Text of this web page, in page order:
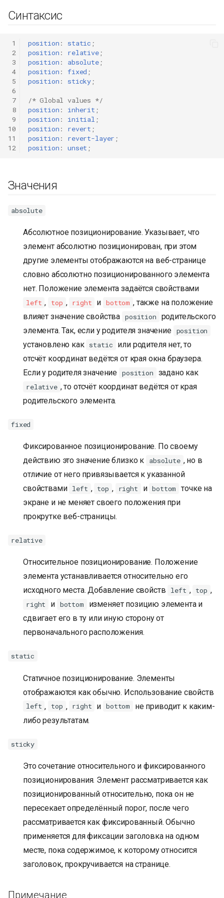
Синтаксис
1
2
3
4
5
6
7
8
9
10
11
12
position : static ;
position : relative;
position : absolute;
position : fixed ;
position : sticky;
/* Global values */
position : inherit ;
position : initial ;
position : revert ;
position : revert-layer ;
position : unset ;
Значения
absolute
Абсолютное позиционирование. Указывает, что
элемент абсолютно позиционирован, при этом
другие элементы отображаются на веб-странице
словно абсолютно позиционированного элемента
нет. Положение элемента задаётся свойствами
left , top , right и bottom , также на положение
влияет значение свойства position
родительского
элемента. Так, если у родителя значение position
установлено как static
или родителя нет, то
отсчёт координат ведётся от края окна браузера.
Если у родителя значение position задано как
relative , то отсчёт координат ведётся от края
родительского элемента.
fixed
Фиксированное позиционирование. По своему
действию это значение близко к
absolute , но в
отличие от него привязывается к указанной
свойствами left , top , right и bottom
точке на
экране и не меняет своего положения при
прокрутке веб-страницы.
relative
Относительное позиционирование. Положение
элемента устанавливается относительно его
исходного места. Добавление свойств
left , top ,
right и bottom
изменяет позицию элемента и
сдвигает его в ту или иную сторону от
первоначального расположения.
static
Статичное позиционирование. Элементы
отображаются как обычно. Использование свойств
left , top , right и bottom
не приводит к каким-
либо результатам.
sticky
Это сочетание относительного и фиксированного
позиционирования. Элемент рассматривается как
позиционированный относительно, пока он не
пересекает определённый порог, после чего
рассматривается как фиксированный. Обычно
применяется для фиксации заголовка на одном
месте, пока содержимое, к которому относится
заголовок, прокручивается на странице.
Примечание